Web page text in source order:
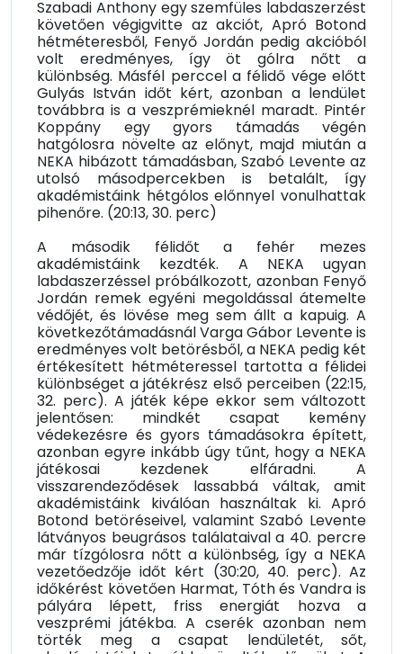
Szabadi Anthony egy szemfüles labdaszerzést
követően végigvitte az akciót, Apró Botond
hétméteresből, Fenyő Jordán pedig akcióból
volt eredményes, így öt gólra nőtt a
különbség. Másfél perccel a félidő vége előtt
Gulyás István időt kért, azonban a lendület
továbbra is a veszprémieknél maradt. Pintér
Koppány egy gyors támadás végén
hatgólosra növelte az előnyt, majd miután a
NEKA hibázott támadásban, Szabó Levente az
utolsó másodpercekben is betalált, így
akadémistáink hétgólos előnnyel vonulhattak
pihenőre. (20:13, 30. perc)
A második félidőt a fehér mezes
akadémistáink kezdték. A NEKA ugyan
labdaszerzéssel próbálkozott, azonban Fenyő
Jordán remek egyéni megoldással átemelte
védőjét, és lövése meg sem állt a kapuig. A
következőtámadásnál Varga Gábor Levente is
eredményes volt betörésből, a NEKA pedig két
értékesített hétméteressel tartotta a félidei
különbséget a játékrész első perceiben (22:15,
32. perc). A játék képe ekkor sem változott
jelentősen: mindkét csapat kemény
védekezésre és gyors támadásokra épített,
azonban egyre inkább úgy tűnt, hogy a NEKA
játékosai kezdenek elfáradni. A
visszarendeződések lassabbá váltak, amit
akadémistáink kiválóan használtak ki. Apró
Botond betöréseivel, valamint Szabó Levente
látványos beugrásos találataival a 40. percre
már tízgólosra nőtt a különbség, így a NEKA
vezetőedzője időt kért (30:20, 40. perc). Az
időkérést követően Harmat, Tóth és Vandra is
pályára lépett, friss energiát hozva a
veszprémi játékba. A cserék azonban nem
törték meg a csapat lendületét, sőt,